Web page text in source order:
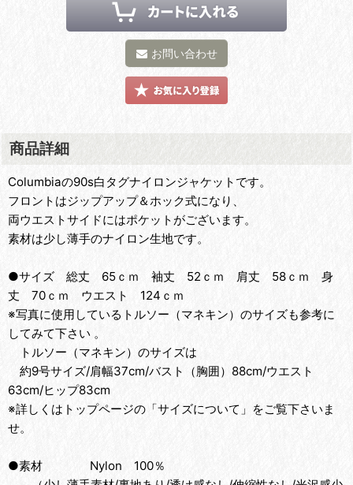
お問い合わせ
商品詳細
Columbiaの90s白タグナイロンジャケットです。
フロントはジップアップ＆ホック式になり、
両ウエストサイドにはポケットがございます。
素材は少し薄手のナイロン生地です。
●サイズ 総丈 65ｃｍ 袖丈 52ｃｍ 肩丈 58ｃｍ 身
丈 70ｃｍ ウエスト 124ｃｍ
※写真に使用しているトルソー（マネキン）のサイズも参考に
してみて下さい 。
トルソー（マネキン）のサイズは
約9号サイズ/肩幅37cm/バスト（胸囲）88cm/ウエスト
63cm/ヒップ83cm
※詳しくはトップページの「サイズについて」をご覧下さいま
せ。
●素材 Nylon 100％